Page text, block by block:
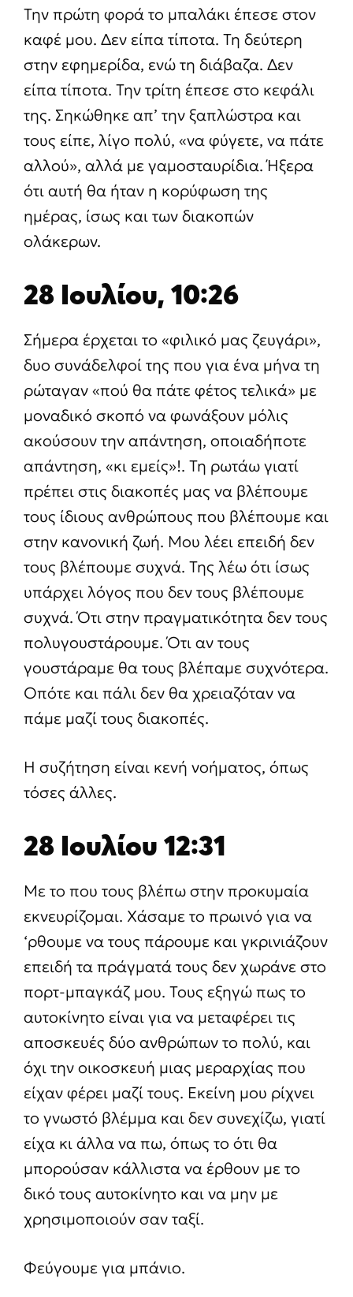
Την πρώτη φορά το μπαλάκι έπεσε στον
καφέ μου. Δεν είπα τίποτα. Τη δεύτερη
στην εφημερίδα, ενώ τη διάβαζα. Δεν
είπα τίποτα. Την τρίτη έπεσε στο κεφάλι
της. Σηκώθηκε απ’ την ξαπλώστρα και
τους είπε, λίγο πολύ, «να φύγετε, να πάτε
αλλού», αλλά με γαμοσταυρίδια. Ήξερα
ότι αυτή θα ήταν η κορύφωση της
ημέρας, ίσως και των διακοπών
ολάκερων.
28 Ιουλίου, 10:26
Σήμερα έρχεται το «φιλικό μας ζευγάρι»,
δυο συνάδελφοί της που για ένα μήνα τη
ρώταγαν «πού θα πάτε φέτος τελικά» με
μοναδικό σκοπό να φωνάξουν μόλις
ακούσουν την απάντηση, οποιαδήποτε
απάντηση, «κι εμείς»!. Τη ρωτάω γιατί
πρέπει στις διακοπές μας να βλέπουμε
τους ίδιους ανθρώπους που βλέπουμε και
στην κανονική ζωή. Μου λέει επειδή δεν
τους βλέπουμε συχνά. Της λέω ότι ίσως
υπάρχει λόγος που δεν τους βλέπουμε
συχνά. Ότι στην πραγματικότητα δεν τους
πολυγουστάρουμε. Ότι αν τους
γουστάραμε θα τους βλέπαμε συχνότερα.
Οπότε και πάλι δεν θα χρειαζόταν να
πάμε μαζί τους διακοπές.
Η συζήτηση είναι κενή νοήματος, όπως
τόσες άλλες.
28 Ιουλίου 12:31
Με το που τους βλέπω στην προκυμαία
εκνευρίζομαι. Χάσαμε το πρωινό για να
‘ρθουμε να τους πάρουμε και γκρινιάζουν
επειδή τα πράγματά τους δεν χωράνε στο
πορτ-μπαγκάζ μου. Τους εξηγώ πως το
αυτοκίνητο είναι για να μεταφέρει τις
αποσκευές δύο ανθρώπων το πολύ, και
όχι την οικοσκευή μιας μεραρχίας που
είχαν φέρει μαζί τους. Εκείνη μου ρίχνει
το γνωστό βλέμμα και δεν συνεχίζω, γιατί
είχα κι άλλα να πω, όπως το ότι θα
μπορούσαν κάλλιστα να έρθουν με το
δικό τους αυτοκίνητο και να μην με
χρησιμοποιούν σαν ταξί.
Φεύγουμε για μπάνιο.